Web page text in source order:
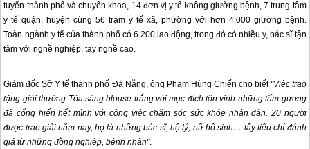
tuyến thành phố và chuyên khoa, 14 đơn vị y tế không giường bệnh, 7 trung tâm
y tế quận, huyện cùng 56 trạm y tế xã, phường với hơn 4.000 giường bệnh.
Toàn ngành y tế của thành phố có 6.200 lao động, trong đó có nhiều y, bác sĩ tận
tâm với nghề nghiệp, tay nghề cao.
Giám đốc Sở Y tế thành phố Đà Nẵng, ông Phạm Hùng Chiến cho biết "Việc trao
tặng giải thưởng Tỏa sáng blouse trắng với mục đích tôn vinh những tấm gương
đã cống hiến hết mình với công việc chăm sóc sức khỏe nhân dân. 20 người
được trao giải năm nay, họ là những bác sĩ, hộ lý, nữ hộ sinh… lấy tiêu chí đánh
giá từ những đồng nghiệp, bệnh nhân".